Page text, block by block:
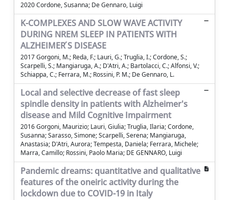
2020 Cordone, Susanna; De Gennaro, Luigi
K-COMPLEXES AND SLOW WAVE ACTIVITY
DURING NREM SLEEP IN PATIENTS WITH
ALZHEIMER ́S DISEASE
2017 Gorgoni, M.; Reda, F.; Lauri, G.; Truglia, I.; Cordone, S.;
Scarpelli, S.; Mangiaruga, A.; D'Atri, A.; Bartolacci, C.; Alfonsi, V.;
Schiappa, C.; Ferrara, M.; Rossini, P. M.; De Gennaro, L.
Local and selective decrease of fast sleep
spindle density in patients with Alzheimer's
disease and Mild Cognitive Impairment
2016 Gorgoni, Maurizio; Lauri, Giulia; Truglia, Ilaria; Cordone,
Susanna; Sarasso, Simone; Scarpelli, Serena; Mangiaruga,
Anastasia; D'Atri, Aurora; Tempesta, Daniela; Ferrara, Michele;
Marra, Camillo; Rossini, Paolo Maria; DE GENNARO, Luigi
Pandemic dreams: quantitative and qualitative
features of the oneiric activity during the
lockdown due to COVID-19 in Italy